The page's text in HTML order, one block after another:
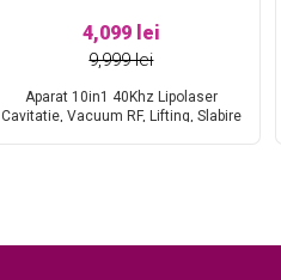
4,099 lei
9,999 lei
Aparat 10in1 40Khz Lipolaser
Cavitatie, Vacuum RF, Lifting, Slabire